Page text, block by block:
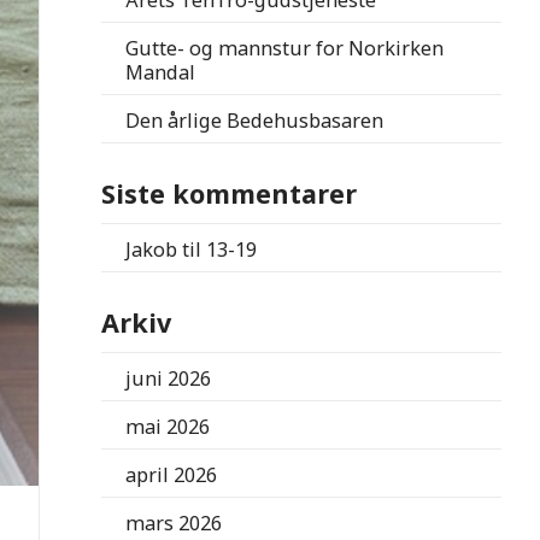
Gutte- og mannstur for Norkirken
Mandal
Den årlige Bedehusbasaren
Siste kommentarer
Jakobtil 13-19
Arkiv
juni 2026
mai 2026
april 2026
mars 2026